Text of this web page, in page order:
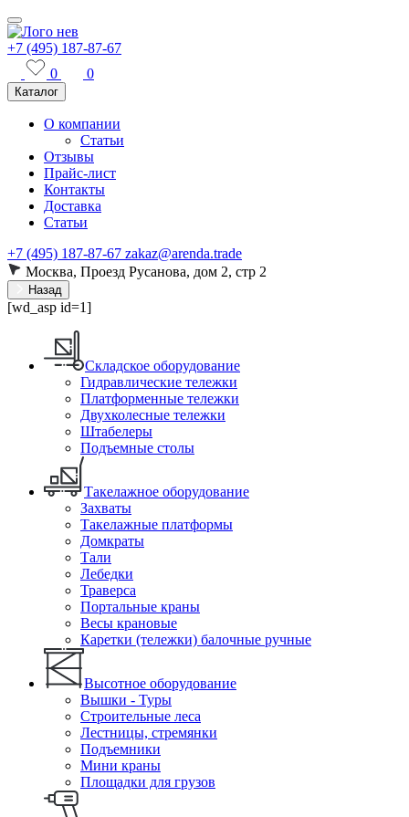
+7 (495) 187-87-67
0
0
Каталог
О компании
Статьи
Отзывы
Прайс-лист
Контакты
Доставка
Статьи
+7 (495) 187-87-67 zakaz@arenda.trade
Москва, Проезд Русанова, дом 2, стр 2
Назад
[wd_asp id=1]
Складское оборудование
Гидравлические тележки
Платформенные тележки
Двухколесные тележки
Штабелеры
Подъемные столы
Такелажное оборудование
Захваты
Такелажные платформы
Домкраты
Тали
Лебедки
Траверса
Портальные краны
Весы крановые
Каретки (тележки) балочные ручные
Высотное оборудование
Вышки - Туры
Строительные леса
Лестницы, стремянки
Подъемники
Мини краны
Площадки для грузов